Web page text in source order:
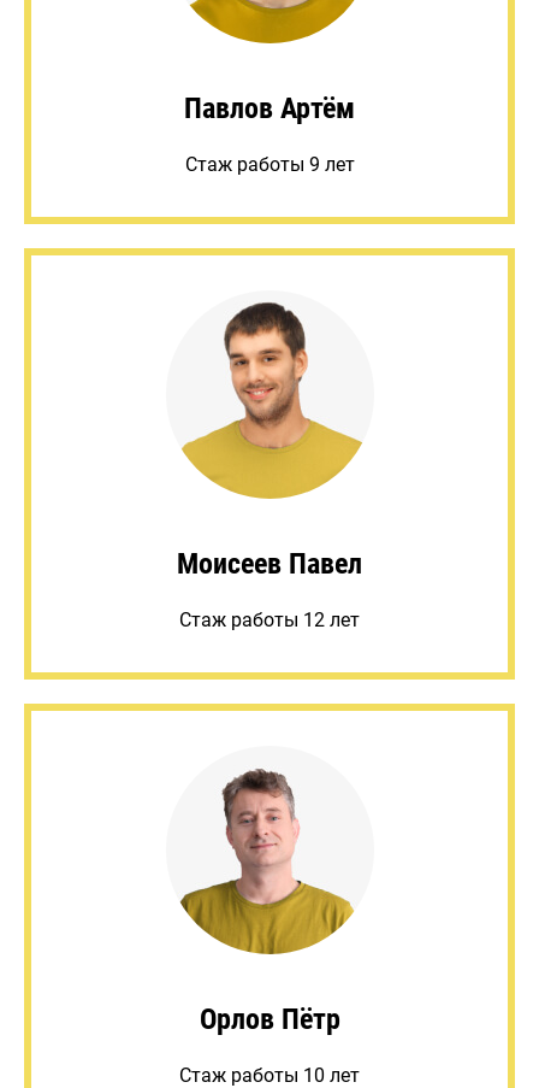
Павлов Артём
Стаж работы 9 лет
Моисеев Павел
Стаж работы 12 лет
Орлов Пётр
Стаж работы 10 лет